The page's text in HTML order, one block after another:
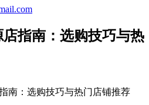
指南：选购技巧与热
南：选购技巧与热门店铺推荐